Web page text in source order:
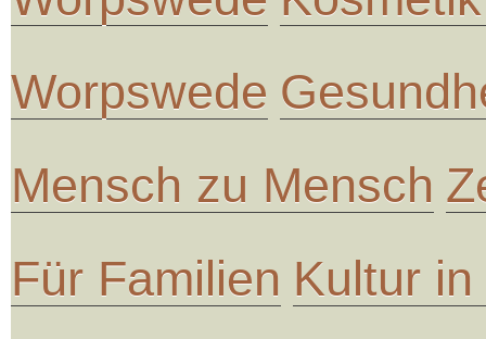
Worpswede
Mensch zu Mensch
Für Familien Kultur